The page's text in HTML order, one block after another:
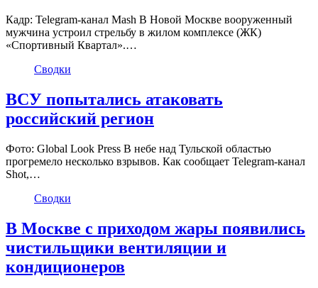
Кадр: Telegram-канал Mash В Новой Москве вооруженный
мужчина устроил стрельбу в жилом комплексе (ЖК)
«Спортивный Квартал».…
Сводки
ВСУ попытались атаковать
российский регион
Фото: Global Look Press В небе над Тульской областью
прогремело несколько взрывов. Как сообщает Telegram-канал
Shot,…
Сводки
В Москве с приходом жары появились
чистильщики вентиляции и
кондиционеров